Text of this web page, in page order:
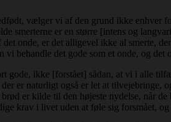
vælger vi af den grund ikke enhver
smerterne er en større [intens og
onde, er det alligevel ikke al smerte,
vi behandle det gode som et onde, og
gode, ikke [forstået] sådan, at vi i alle
er naturligt også er let at
er kilde til den højeste nydelse, når
krav i livet uden at føle sig forsmået,